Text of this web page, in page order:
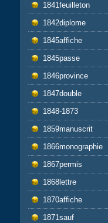
1841feuilleton
1842diplome
1845affiche
1845passe
1846province
1847double
1848-1873
1859manuscrit
1866monographie
1867permis
1868lettre
1870affiche
1871sauf